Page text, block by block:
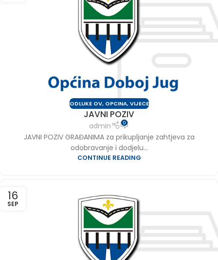
ODLUKE OV, OPCINA,VIJECE
JAVNI POZIV
admin 0
JAVNI POZIV GRAĐANIMA za prikupljanje zahtjeva za
odobravanje i dodjelu...
CONTINUE READING
16
SEP